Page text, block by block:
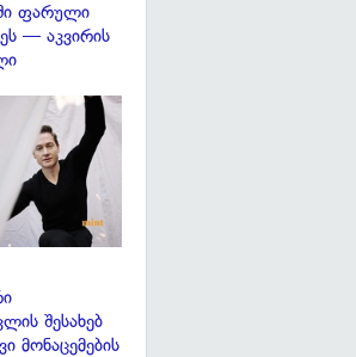
ფარული
— აკვირის
შესახებ
მონაცემების